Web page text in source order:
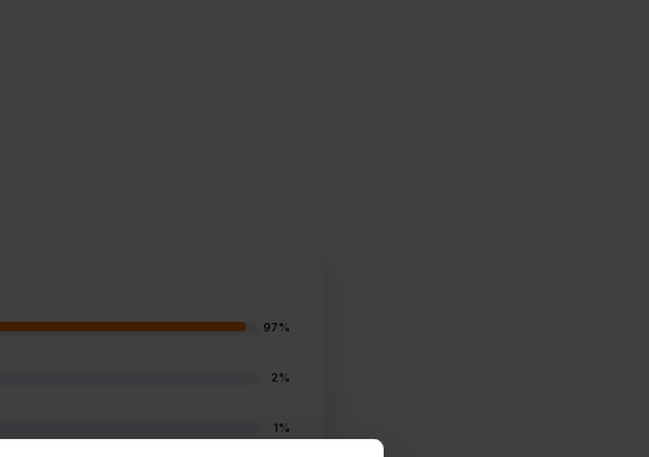
97%
2%
1%